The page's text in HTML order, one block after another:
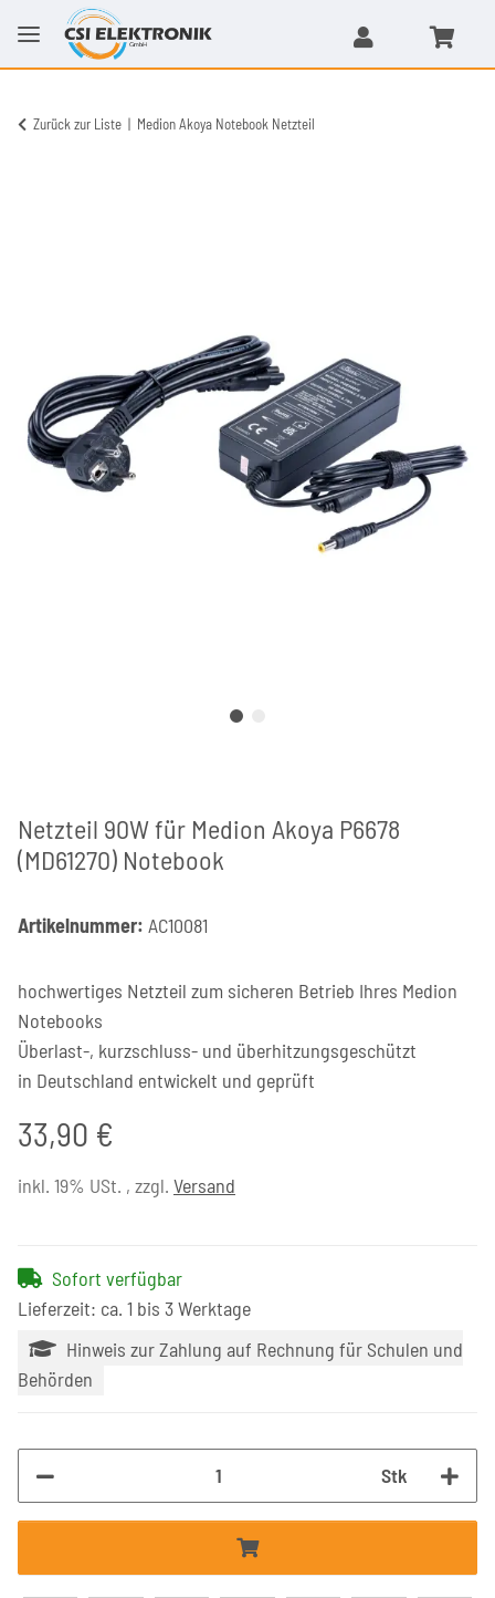
Zurück zur Liste Medion Akoya Notebook Netzteil
Netzteil 90W für Medion Akoya P6678
(MD61270) Notebook
Artikelnummer: AC10081
hochwertiges Netzteil zum sicheren Betrieb Ihres Medion
Notebooks
Überlast-, kurzschluss- und überhitzungsgeschützt
in Deutschland entwickelt und geprüft
33,90 €
inkl. 19% USt. , zzgl. Versand
Sofort verfügbar
Lieferzeit: ca. 1 bis 3 Werktage
Hinweis zur Zahlung auf Rechnung für Schulen und
Behörden
Stk